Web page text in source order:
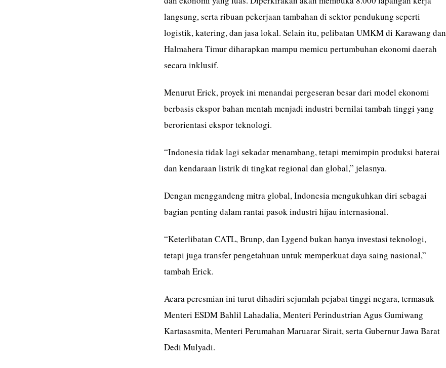
langsung, serta ribuan pekerjaan tambahan di sektor pendukung seperti
logistik, katering, dan jasa lokal. Selain itu, pelibatan UMKM di Karawang dan
Halmahera Timur diharapkan mampu memicu pertumbuhan ekonomi daerah
secara inklusif.
Menurut Erick, proyek ini menandai pergeseran besar dari model ekonomi
berbasis ekspor bahan mentah menjadi industri bernilai tambah tinggi yang
berorientasi ekspor teknologi.
“Indonesia tidak lagi sekadar menambang, tetapi memimpin produksi baterai
dan kendaraan listrik di tingkat regional dan global,” jelasnya.
Dengan menggandeng mitra global, Indonesia mengukuhkan diri sebagai
bagian penting dalam rantai pasok industri hijau internasional.
“Keterlibatan CATL, Brunp, dan Lygend bukan hanya investasi teknologi,
tetapi juga transfer pengetahuan untuk memperkuat daya saing nasional,”
tambah Erick.
Acara peresmian ini turut dihadiri sejumlah pejabat tinggi negara, termasuk
Menteri ESDM Bahlil Lahadalia, Menteri Perindustrian Agus Gumiwang
Kartasasmita, Menteri Perumahan Maruarar Sirait, serta Gubernur Jawa Barat
Dedi Mulyadi.